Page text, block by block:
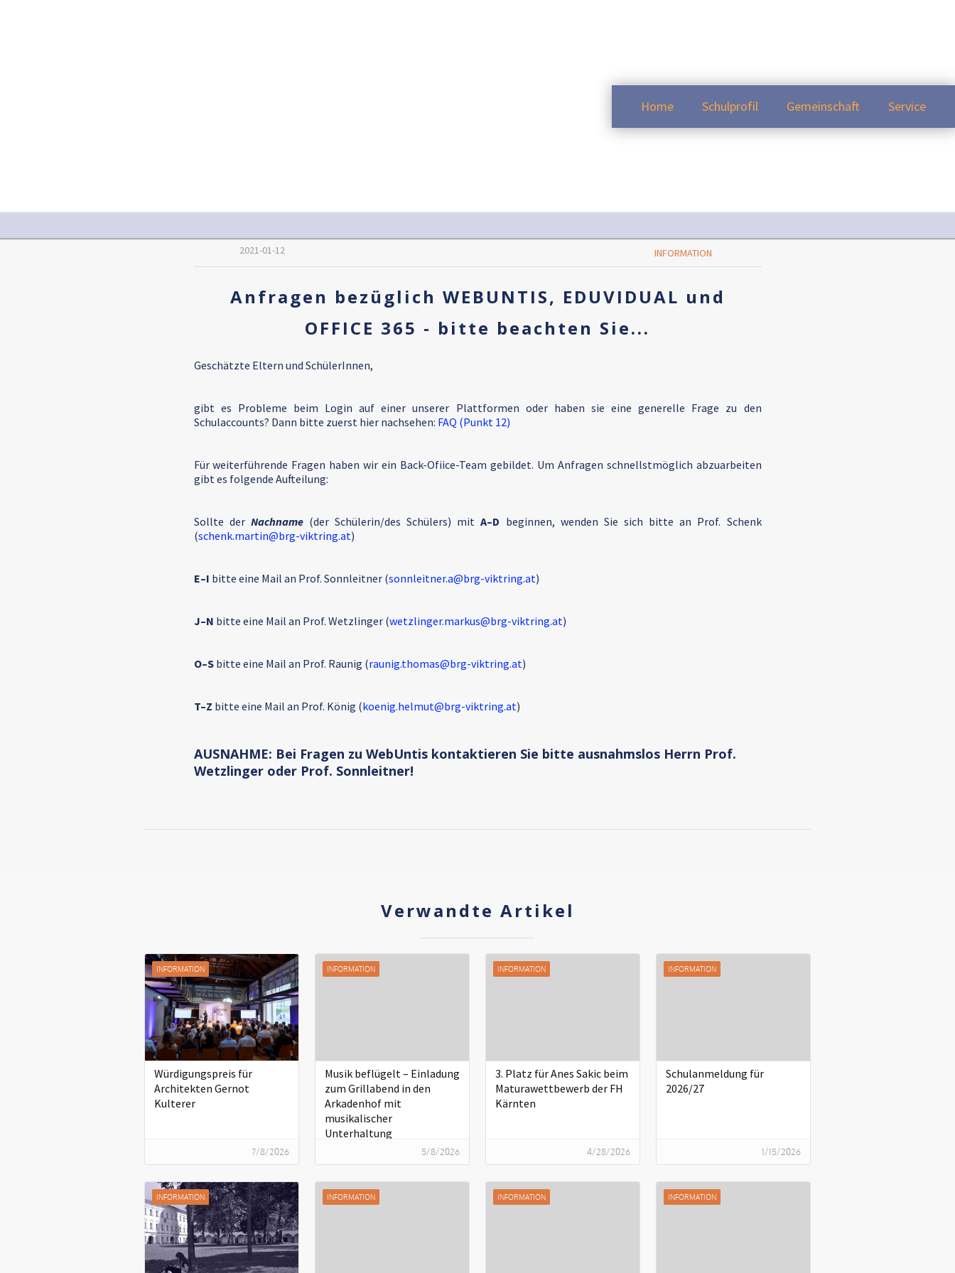
Home Schulprofil Gemeinschaft Service
2021-01-12 INFORMATION
Anfragen bezüglich WEBUNTIS, EDUVIDUAL und
OFFICE 365 - bitte beachten Sie...
Geschätzte Eltern und SchülerInnen,
gibt es Probleme beim Login auf einer unserer Plattformen oder haben sie eine generelle Frage zu den
Schulaccounts? Dann bitte zuerst hier nachsehen: FAQ (Punkt 12)
Für weiterführende Fragen haben wir ein Back-Ofiice-Team gebildet. Um Anfragen schnellstmöglich abzuarbeiten
gibt es folgende Aufteilung:
Sollte der Nachname(der Schülerin/des Schülers) mitA–D beginnen, wenden Sie sich bitte an Prof. Schenk
(schenk.martin@brg-viktring.at)
E–I bitte eine Mail an Prof. Sonnleitner (sonnleitner.a@brg-viktring.at)
J–N bitte eine Mail an Prof. Wetzlinger (wetzlinger.markus@brg-viktring.at)
O–Sbitte eine Mail an Prof. Raunig (raunig.thomas@brg-viktring.at)
T–Z bitte eine Mail an Prof. König (koenig.helmut@brg-viktring.at)
AUSNAHME: Bei Fragen zu WebUntis kontaktieren Sie bitte ausnahmslos Herrn Prof.
Wetzlinger oder Prof. Sonnleitner!
Verwandte Artikel
INFORMATION
Würdigungspreis für
Architekten Gernot
Kulterer
7/8/2026
INFORMATION
Musik beflügelt – Einladung
zum Grillabend in den
Arkadenhof mit
musikalischer
Unterhaltung
5/8/2026
INFORMATION
3. Platz für Anes Sakic beim
Maturawettbewerb der FH
Kärnten
4/28/2026
INFORMATION
Schulanmeldung für
2026/27
1/15/2026
INFORMATION INFORMATION INFORMATION INFORMATION